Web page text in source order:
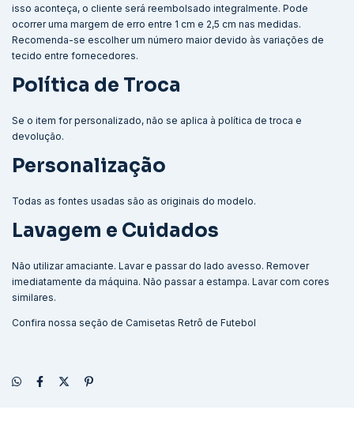
isso aconteça, o cliente será reembolsado integralmente. Pode
ocorrer uma margem de erro entre 1 cm e 2,5 cm nas medidas.
Recomenda-se escolher um número maior devido às variações de
tecido entre fornecedores.
Política de Troca
Se o item for personalizado, não se aplica à política de troca e
devolução.
Personalização
Todas as fontes usadas são as originais do modelo.
Lavagem e Cuidados
Não utilizar amaciante. Lavar e passar do lado avesso. Remover
imediatamente da máquina. Não passar a estampa. Lavar com cores
similares.
Confira nossa seção de Camisetas Retrô de Futebol